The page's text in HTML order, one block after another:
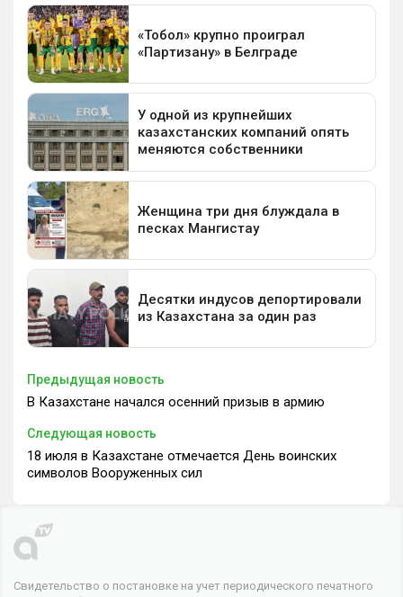
Предыдущая новость
В Казахстане начался осенний призыв в армию
Следующая новость
18 июля в Казахстане отмечается День воинских
символов Вооруженных сил
Свидетельство о постановке на учет периодического печатного